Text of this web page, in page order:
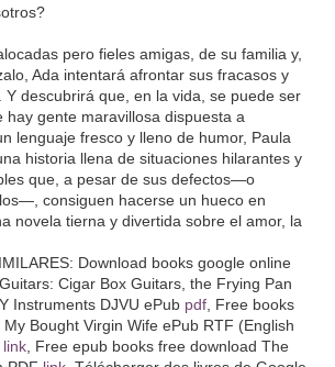
pero fieles amigas, de su familia y,
Ada intentará afrontar sus fracasos y
Y descubrirá que, en la vida, se puede ser
hay gente maravillosa dispuesta a
lenguaje fresco y lleno de humor, Paula
historia llena de situaciones hilarantes y
que, a pesar de sus defectos—o
consiguen hacerse un hueco en
novela tierna y divertida sobre el amor, la
Download books google online
Cigar Box Guitars, the Frying Pan
Instruments DJVU ePub pdf , Free books
Bought Virgin Wife ePub RTF (English
, Free epub books free download The